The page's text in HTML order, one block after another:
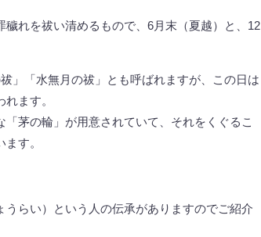
れを祓い清めるもので、6月末（夏越）と、12
」「水無月の祓」とも呼ばれますが、この日は
ます。
茅の輪」が用意されていて、それをくぐるこ
す。
らい）という人の伝承がありますのでご紹介